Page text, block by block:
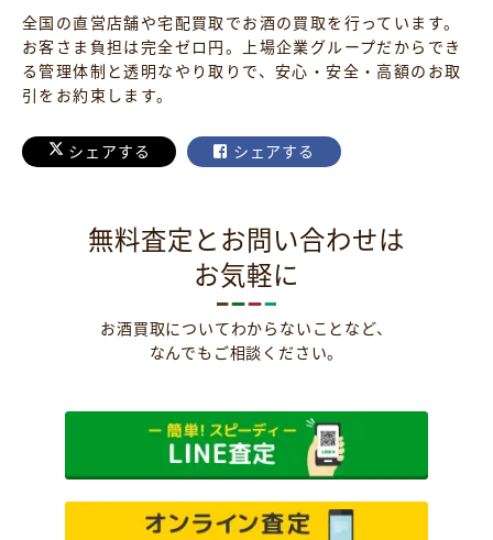
全国の直営店舗や宅配買取でお酒の買取を行っています。
お客さま負担は完全ゼロ円。上場企業グループだからでき
る管理体制と透明なやり取りで、安心・安全・高額のお取
引をお約束します。
シェアする シェアする
無料査定とお問い合わせは
お気軽に
お酒買取についてわからないことなど、
なんでもご相談ください。